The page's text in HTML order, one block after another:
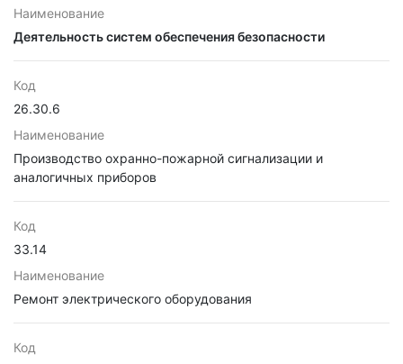
Наименование
Деятельность систем обеспечения безопасности
Код
26.30.6
Наименование
Производство охранно-пожарной сигнализации и
аналогичных приборов
Код
33.14
Наименование
Ремонт электрического оборудования
Код